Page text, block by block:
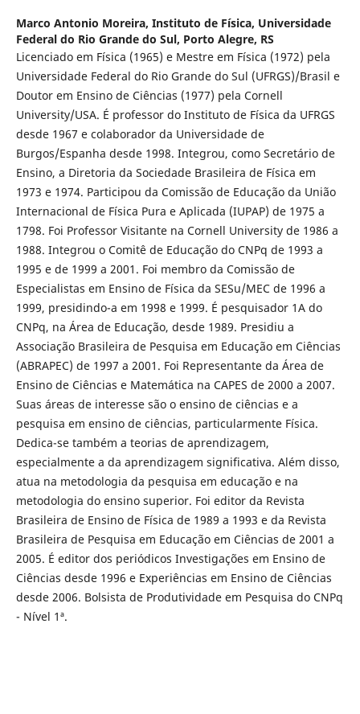
Marco Antonio Moreira, Instituto de Física, Universidade
Federal do Rio Grande do Sul, Porto Alegre, RS
Licenciado em Física (1965) e Mestre em Física (1972) pela
Universidade Federal do Rio Grande do Sul (UFRGS)/Brasil e
Doutor em Ensino de Ciências (1977) pela Cornell
University/USA. É professor do Instituto de Física da UFRGS
desde 1967 e colaborador da Universidade de
Burgos/Espanha desde 1998. Integrou, como Secretário de
Ensino, a Diretoria da Sociedade Brasileira de Física em
1973 e 1974. Participou da Comissão de Educação da União
Internacional de Física Pura e Aplicada (IUPAP) de 1975 a
1798. Foi Professor Visitante na Cornell University de 1986 a
1988. Integrou o Comitê de Educação do CNPq de 1993 a
1995 e de 1999 a 2001. Foi membro da Comissão de
Especialistas em Ensino de Física da SESu/MEC de 1996 a
1999, presidindo-a em 1998 e 1999. É pesquisador 1A do
CNPq, na Área de Educação, desde 1989. Presidiu a
Associação Brasileira de Pesquisa em Educação em Ciências
(ABRAPEC) de 1997 a 2001. Foi Representante da Área de
Ensino de Ciências e Matemática na CAPES de 2000 a 2007.
Suas áreas de interesse são o ensino de ciências e a
pesquisa em ensino de ciências, particularmente Física.
Dedica-se também a teorias de aprendizagem,
especialmente a da aprendizagem significativa. Além disso,
atua na metodologia da pesquisa em educação e na
metodologia do ensino superior. Foi editor da Revista
Brasileira de Ensino de Física de 1989 a 1993 e da Revista
Brasileira de Pesquisa em Educação em Ciências de 2001 a
2005. É editor dos periódicos Investigações em Ensino de
Ciências desde 1996 e Experiências em Ensino de Ciências
desde 2006. Bolsista de Produtividade em Pesquisa do CNPq
- Nível 1ª.